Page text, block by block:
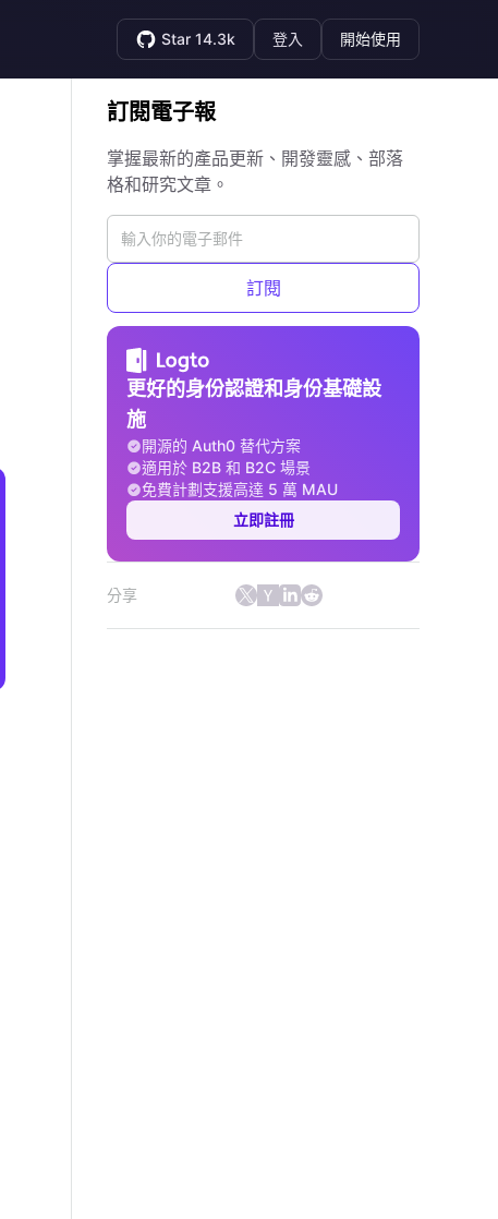
Star 14.3k 登入 開始使用
訂閱電子報
掌握最新的產品更新、開發靈感、部落
格和研究文章。
訂閱
更好的身份認證和身份基礎設
施
開源的 Auth0 替代方案
適用於 B2B 和 B2C 場景
免費計劃支援高達 5 萬 MAU
立即註冊
分享